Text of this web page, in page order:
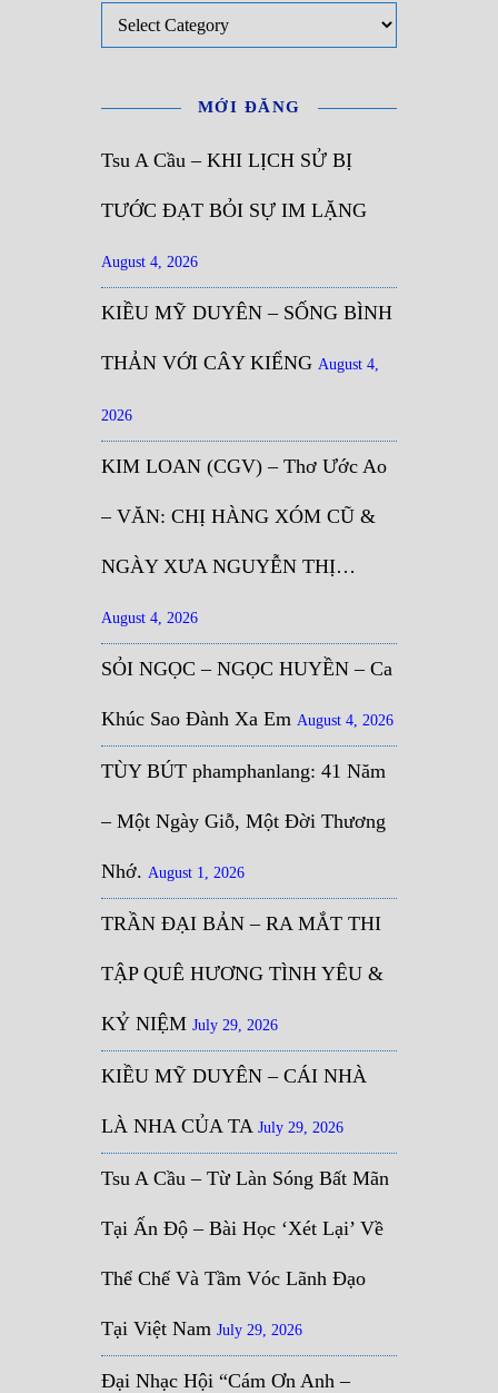
MỚI ĐĂNG
Tsu A Cầu – KHI LỊCH SỬ BỊ
TƯỚC ĐẠT BỎI SỰ IM LẶNG
August 4, 2026
KIỀU MỸ DUYÊN – SỐNG BÌNH
THẢN VỚI CÂY KIỂNG August 4,
2026
KIM LOAN (CGV) – Thơ Ước Ao
– VĂN: CHỊ HÀNG XÓM CŨ &
NGÀY XƯA NGUYỄN THỊ…
August 4, 2026
SỎI NGỌC – NGỌC HUYỀN – Ca
Khúc Sao Đành Xa Em August 4, 2026
TÙY BÚT phamphanlang: 41 Năm
– Một Ngày Giỗ, Một Đời Thương
Nhớ. August 1, 2026
TRẦN ĐẠI BẢN – RA MẮT THI
TẬP QUÊ HƯƠNG TÌNH YÊU &
KỶ NIỆM July 29, 2026
KIỀU MỸ DUYÊN – CÁI NHÀ
LÀ NHA CỦA TA July 29, 2026
Tsu A Cầu – Từ Làn Sóng Bất Mãn
Tại Ấn Độ – Bài Học ‘Xét Lại’ Về
Thể Chế Và Tầm Vóc Lãnh Đạo
Tại Việt Nam July 29, 2026
Đại Nhạc Hội “Cám Ơn Anh –